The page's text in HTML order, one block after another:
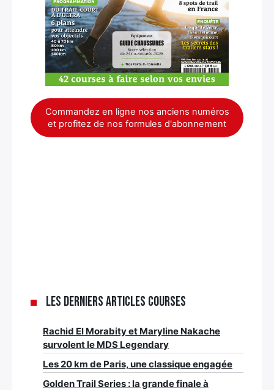
Commandez en ligne nos anciens numéros
et profitez de nos formules d'abonnement
Les derniers articles Courses
Rachid El Morabity et Maryline Nakache
survolent le MDS Legendary
Les 20 km de Paris, une classique engagée
Golden Trail Series : la grande finale à